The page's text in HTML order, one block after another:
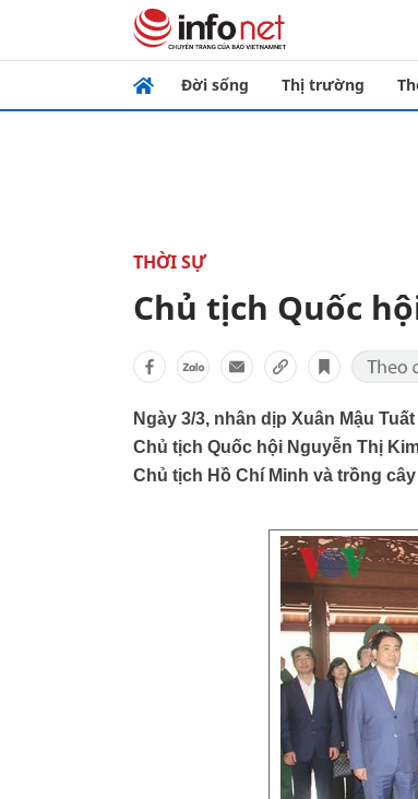
Đời sống Thị trường
THỜI SỰ
Chủ tịch Quốc
Ngày 3/3, nhân dịp Xuân Mậu
Chủ tịch Quốc hội Nguyễn Thị
Chủ tịch Hồ Chí Minh và trồng